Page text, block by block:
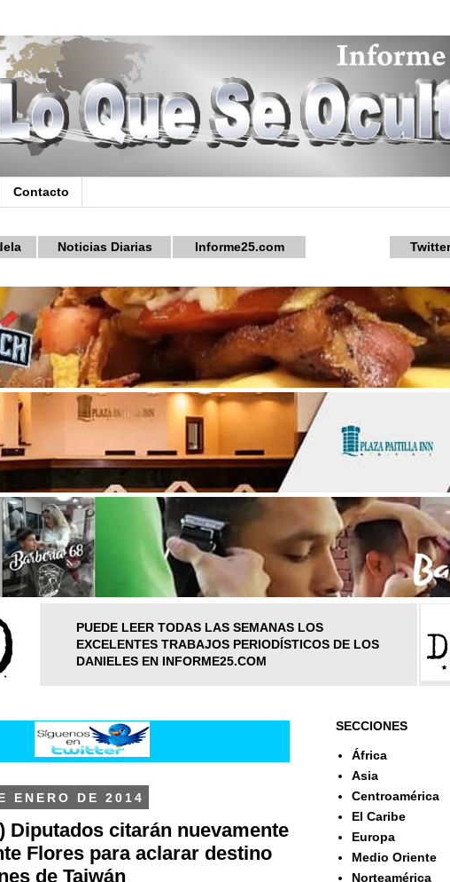
Contacto
Noticias Diarias Informe25.com
PUEDE LEER TODAS LAS SEMANAS LOS
EXCELENTES TRABAJOS PERIODÍSTICOS DE LOS
DANIELES EN INFORME25.COM
ENERO DE 2014
Diputados citarán nuevamente
Flores para aclarar destino
de Taiwán
SECCIONES
África
Asia
Centroamérica
El Caribe
Europa
Medio Oriente
Norteamérica